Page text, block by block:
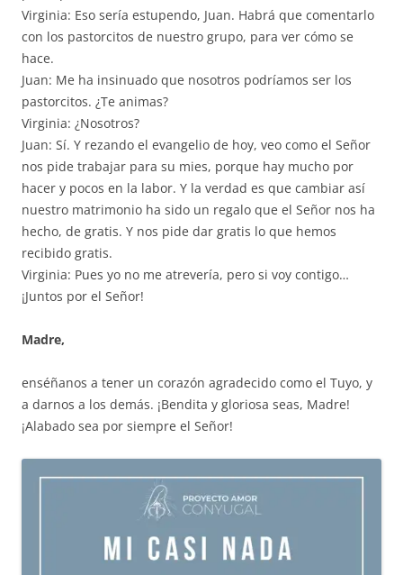
Virginia: Eso sería estupendo, Juan. Habrá que comentarlo
con los pastorcitos de nuestro grupo, para ver cómo se
hace.
Juan: Me ha insinuado que nosotros podríamos ser los
pastorcitos. ¿Te animas?
Virginia: ¿Nosotros?
Juan: Sí. Y rezando el evangelio de hoy, veo como el Señor
nos pide trabajar para su mies, porque hay mucho por
hacer y pocos en la labor. Y la verdad es que cambiar así
nuestro matrimonio ha sido un regalo que el Señor nos ha
hecho, de gratis. Y nos pide dar gratis lo que hemos
recibido gratis.
Virginia: Pues yo no me atrevería, pero si voy contigo…
¡Juntos por el Señor!
Madre,
enséñanos a tener un corazón agradecido como el Tuyo, y
a darnos a los demás. ¡Bendita y gloriosa seas, Madre!
¡Alabado sea por siempre el Señor!